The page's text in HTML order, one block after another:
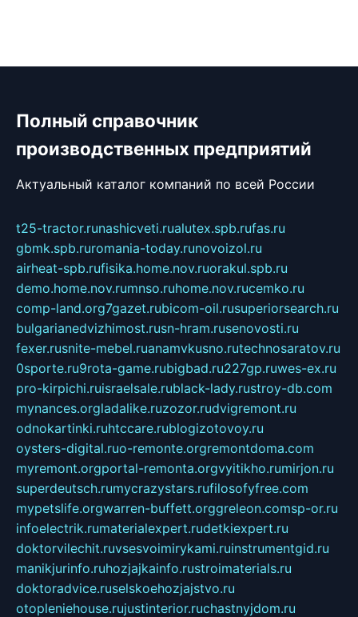
Полный справочник
производственных предприятий
Актуальный каталог компаний по всей России
t25-tractor.runashicveti.rualutex.spb.rufas.ru
gbmk.spb.ruromania-today.runovoizol.ru
airheat-spb.rufisika.home.nov.ruorakul.spb.ru
demo.home.nov.rumnso.ruhome.nov.rucemko.ru
comp-land.org7gazet.rubicom-oil.rusuperiorsearch.ru
bulgarianedvizhimost.rusn-hram.rusenovosti.ru
fexer.rusnite-mebel.ruanamvkusno.rutechnosaratov.ru
0sporte.ru9rota-game.rubigbad.ru227gp.ruwes-ex.ru
pro-kirpichi.ruisraelsale.rublack-lady.rustroy-db.com
mynances.orgladalike.ruzozor.rudvigremont.ru
odnokartinki.ruhtccare.rublogizotovoy.ru
oysters-digital.ruo-remonte.orgremontdoma.com
myremont.orgportal-remonta.orgvyitikho.rumirjon.ru
superdeutsch.rumycrazystars.rufilosofyfree.com
mypetslife.orgwarren-buffett.orggreleon.comsp-or.ru
infoelectrik.rumaterialexpert.rudetkiexpert.ru
doktorvilechit.ruvsesvoimirykami.ruinstrumentgid.ru
manikjurinfo.ruhozjajkainfo.rustroimaterials.ru
doktoradvice.ruselskoehozjajstvo.ru
otopleniehouse.rujustinterior.ruchastnyjdom.ru